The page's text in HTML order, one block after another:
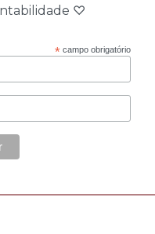
♡
*campo obrigatório